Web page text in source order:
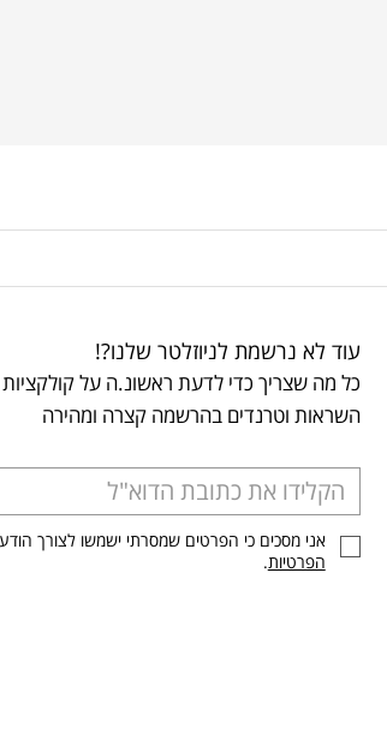
עוד לא נרשמת לניוזלטר שלנו?!
כל מה שצריך כדי לדעת ראשונ.ה על
השראות וטרנדים בהרשמה קצרה ומהירה
אני מסכים כי הפרטים שמסרתי ישמשו לצורך
הפרטיות.